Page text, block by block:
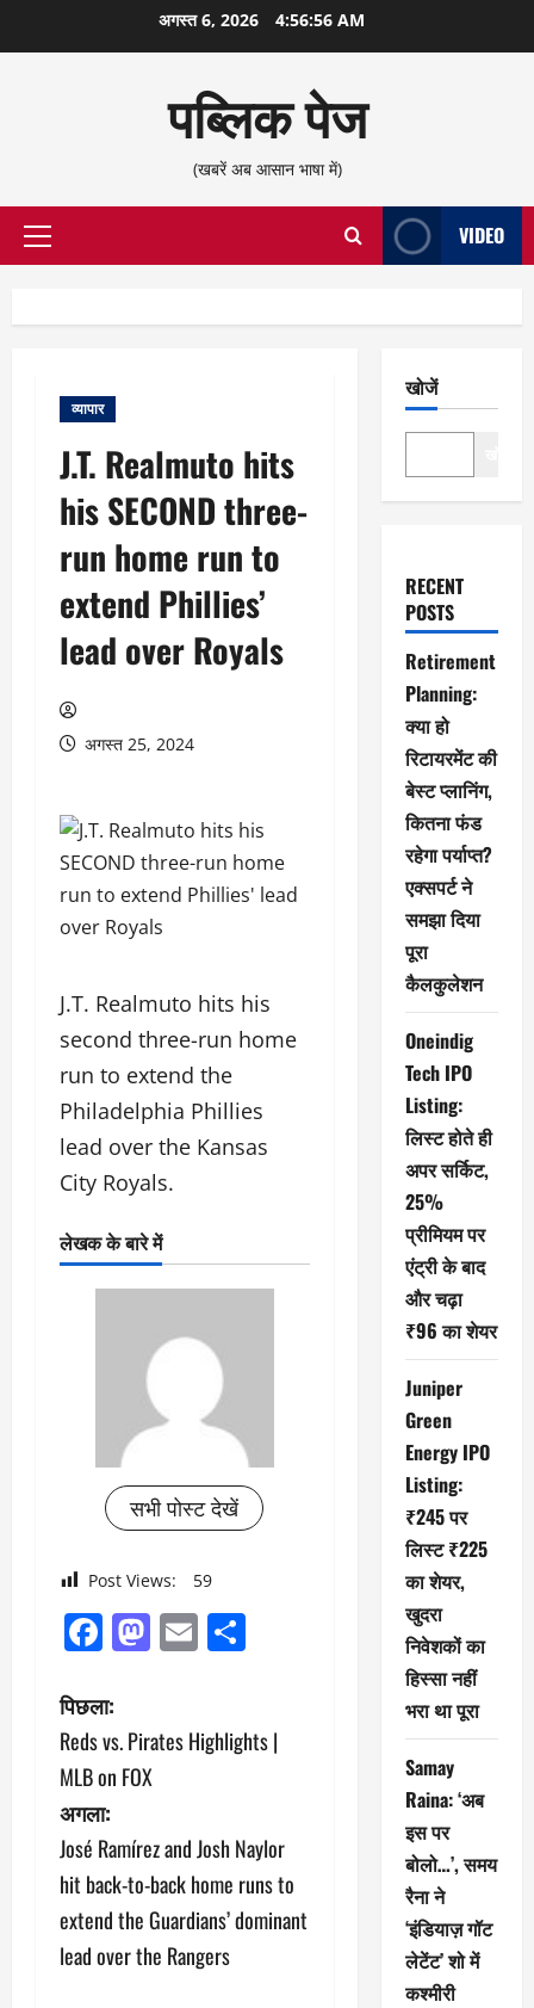
सामग्री
अगस्त 6, 2026 4:56:56 AM
पब्लिक पेज
(खबरें अब आसान भाषा में)
प्राथमिक
VIDEO
व्यापार
J.T. Realmuto hits
his SECOND three-
run home run to
extend Phillies’
lead over Royals
अगस्त 25, 2024
J.T. Realmuto hits his
second three-run home
run to extend the
Philadelphia Phillies
lead over the Kansas
City Royals.
लेखक के बारे में
सभी पोस्ट देखें
Post Views: 59
Facebook
Mastodon
Email
पो
स्ट
ने
वि
गे
श
पिछला:
Reds vs. Pirates Highlights |
MLB on FOX
अगला:
José Ramírez and Josh Naylor
hit back-to-back home runs to
extend the Guardians’ dominant
lead over the Rangers
खोजें
RECENT
POSTS
Retirement
Planning:
क्या हो
रिटायरमेंट की
बेस्ट प्लानिंग,
कितना फंड
रहेगा पर्याप्त?
एक्सपर्ट ने
समझा दिया
पूरा
कैलकुलेशन
Oneindig
Tech IPO
Listing:
लिस्ट होते ही
अपर सर्किट,
25%
प्रीमियम पर
एंट्री के बाद
और चढ़ा
₹96 का शेयर
Juniper
Green
Energy IPO
Listing:
₹245 पर
लिस्ट ₹225
का शेयर,
खुदरा
निवेशकों का
हिस्सा नहीं
भरा था पूरा
Samay
Raina: ‘अब
इस पर
बोलो…’, समय
रैना ने
‘इंडियाज़ गॉट
लेटेंट’ शो में
कश्मीरी